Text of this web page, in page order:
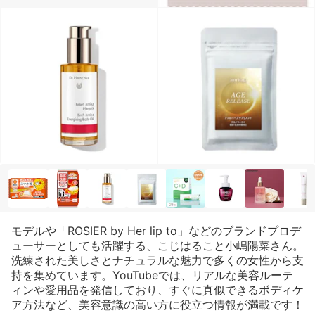
モデルや「ROSIER by Her lip to」などのブランドプロデ
ューサーとしても活躍する、こじはること小嶋陽菜さん。
洗練された美しさとナチュラルな魅力で多くの女性から支
持を集めています。YouTubeでは、リアルな美容ルーテ
ィンや愛用品を発信しており、すぐに真似できるボディケ
ア方法など、美容意識の高い方に役立つ情報が満載です！